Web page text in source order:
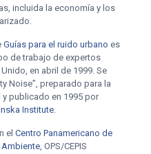
incluida la economía y los
Guías para el ruido urbano es
de trabajo de expertos
en abril de 1999. Se
Noise”, preparado para la
publicado en 1995 por
Institute.
el Centro Panamericano de
Ambiente, OPS/CEPIS